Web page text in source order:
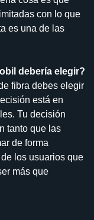
con lo que
es una de las
debería elegir?
fibra debes elegir
está en
Tu decisión
tanto que las
de forma
los usuarios que
más que